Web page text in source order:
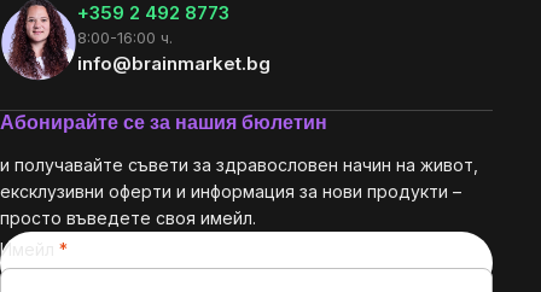
+359 2 492 8773
8:00-16:00 ч.
info@brainmarket.bg
Абонирайте се за нашия бюлетин
и получавайте съвети за здравословен начин на живот,
ексклузивни оферти и информация за нови продукти –
просто въведете своя имейл.
Имейл